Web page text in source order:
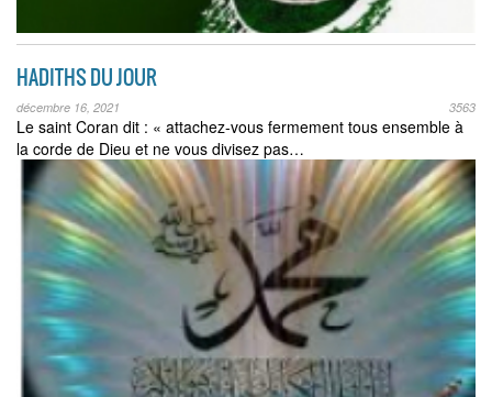
HADITHS DU JOUR
décembre 16, 2021 3563
Le saint Coran dit : « attachez-vous fermement tous ensemble à
la corde de Dieu et ne vous divisez pas…